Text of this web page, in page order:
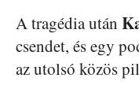
A tragédia után
csendet, és egy
az utolsó közös